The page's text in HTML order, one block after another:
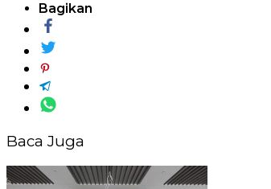
Bagikan
Baca Juga